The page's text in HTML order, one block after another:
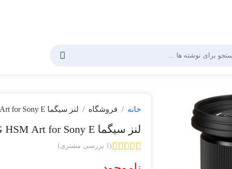
خانه فروشگاه لنز سیگما Sigma 105mm f/1.4 DG HSM Art for Sony E
لنز سیگما Sigma 105mm f/1.4 DG HSM Art for Sony E
(1 بررسی مشتری)